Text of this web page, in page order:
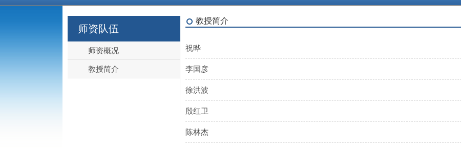
师资队伍
师资概况
教授简介
教授简介
祝晔
李国彦
徐洪波
殷红卫
陈林杰